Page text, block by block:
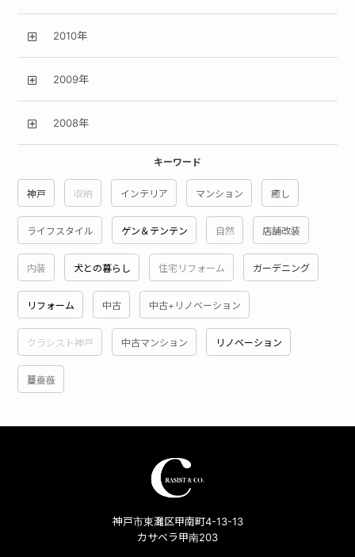
2010年
2009年
2008年
キーワード
神戸 収納 インテリア マンション 癒し
ライフスタイル ゲン＆テンテン 自然 店舗改装
内装 犬との暮らし 住宅リフォーム ガーデニング
リフォーム 中古 中古+リノベーション
クラシスト神戸 中古マンション リノベーション
蔓薔薇
神戸市東灘区甲南町4-13-13
カサベラ甲南203